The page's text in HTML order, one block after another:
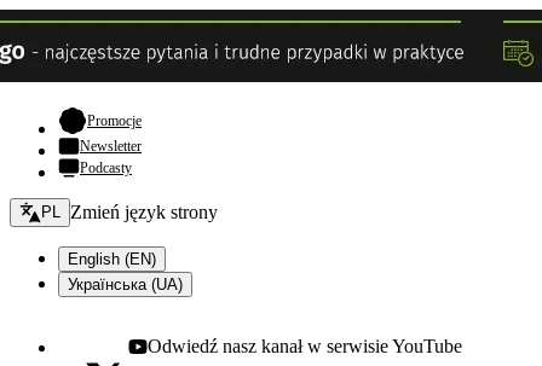
Promocje- otwiera się w nowej karcie
Newsletter
Podcasty
Zmień język - bieżący:
PL Zmień język strony
English (EN)
Українська (UA)
Youtube - otwiera się w nowej karcie
Odwiedź nasz kanał w serwisie YouTube